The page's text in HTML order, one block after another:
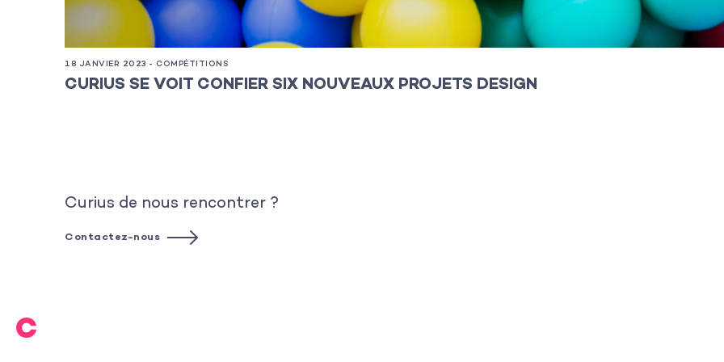
18 JANVIER 2023 - COMPÉTITIONS
CURIUS SE VOIT CONFIER SIX NOUVEAUX PROJETS DESIGN
Curius de nous rencontrer ?
Contactez-nous